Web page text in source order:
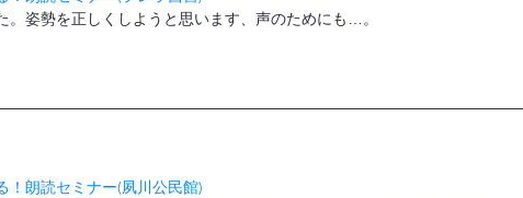
。姿勢を正しくしようと思います、声のためにも…。
！朗読セミナー(夙川公民館)